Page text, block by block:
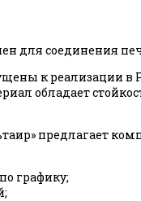
для соединения
к
обладает
предлагает
графику;